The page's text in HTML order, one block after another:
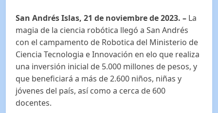
San Andrés Islas, 21 de noviembre de 2023. – La
magia de la ciencia robótica llegó a San Andrés
con el campamento de Robotica del Ministerio de
Ciencia Tecnologia e Innovación en elo que realiza
una inversión inicial de 5.000 millones de pesos, y
que beneficiará a más de 2.600 niños, niñas y
jóvenes del país, así como a cerca de 600
docentes.